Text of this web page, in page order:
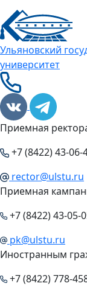
Ульяновский
университет
Приемная
+7 (8422) 43-06-
rector@ulstu.ru
Приемная
+7 (8422) 43-05-
pk@ulstu.ru
Иностранным
+7 (8422) 778-